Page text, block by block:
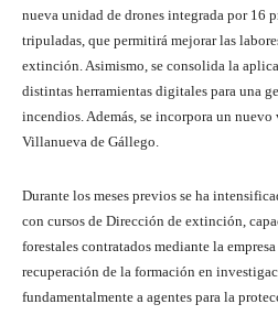
nueva unidad de drones integrada por 16
tripuladas, que permitirá mejorar las
extinción. Asimismo, se consolida la
distintas herramientas digitales para una
incendios. Además, se incorpora un
Villanueva de Gállego.
Durante los meses previos se ha
con cursos de Dirección de extinción,
forestales contratados mediante la
recuperación de la formación en
fundamentalmente a agentes para la